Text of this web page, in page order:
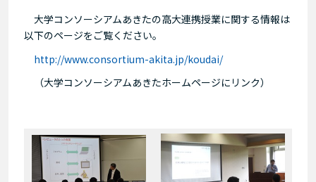
大学コンソーシアムあきたの高大連携授業に関する情報は
以下のページをご覧ください。
http://www.consortium-akita.jp/koudai/
（大学コンソーシアムあきたホームページにリンク）